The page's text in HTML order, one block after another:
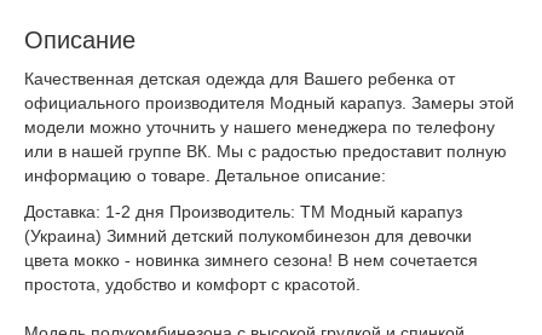
Описание
Качественная детская одежда для Вашего ребенка от
официального производителя Модный карапуз. Замеры этой
модели можно уточнить у нашего менеджера по телефону
или в нашей группе ВК. Мы с радостью предоставит полную
информацию о товаре. Детальное описание:
Доставка: 1-2 дня Производитель: ТМ Модный карапуз
(Украина) Зимний детский полукомбинезон для девочки
цвета мокко - новинка зимнего сезона! В нем сочетается
простота, удобство и комфорт с красотой.